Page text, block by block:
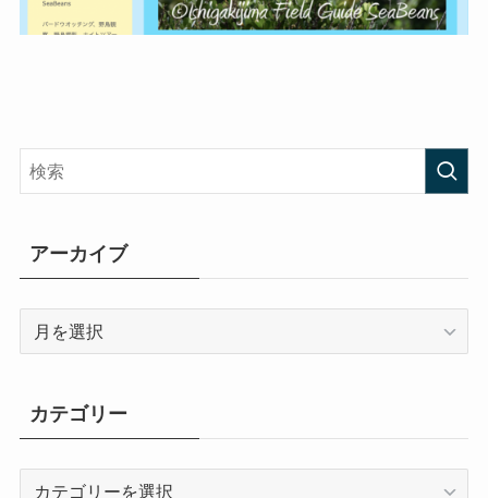
アーカイブ
ブ
カテゴリー